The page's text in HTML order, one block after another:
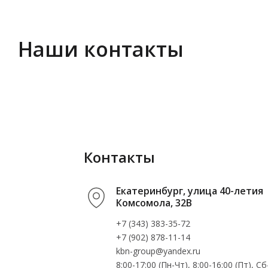
Наши контакты
Контакты
Екатеринбург, улица 40-летия
Комсомола, 32В
+7 (343) 383-35-72
+7 (902) 878-11-14
kbn-group@yandex.ru
8:00-17:00 (Пн-Чт), 8:00-16:00 (Пт),